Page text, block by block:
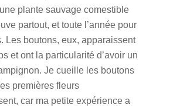
plante sauvage comestible
partout, et toute l’année pour
Les boutons, eux, apparaissent
et ont la particularité d’avoir un
Je cueille les boutons
premières fleurs
car ma petite expérience a